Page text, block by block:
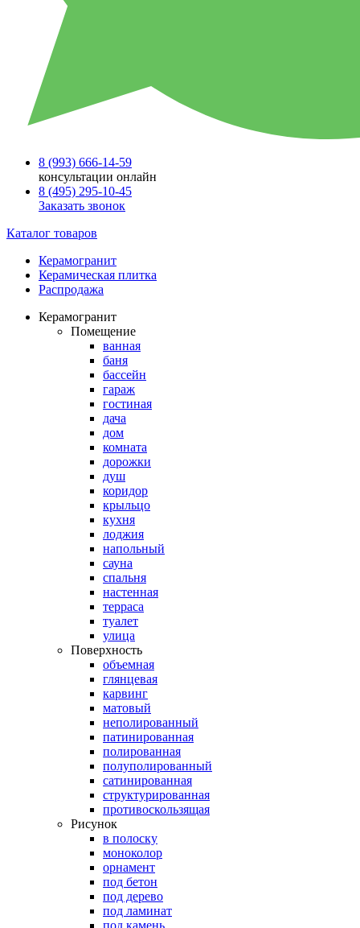
8 (993) 666-14-59
консультации онлайн
8 (495) 295-10-45
Заказать звонок
Каталог товаров
Керамогранит
Керамическая плитка
Распродажа
Керамогранит
Помещение
ванная
баня
бассейн
гараж
гостиная
дача
дом
комната
дорожки
душ
коридор
крыльцо
кухня
лоджия
напольный
сауна
спальня
настенная
терраса
туалет
улица
Поверхность
объемная
глянцевая
карвинг
матовый
неполированный
патинированная
полированная
полуполированный
сатинированная
структурированная
противоскользящая
Рисунок
в полоску
моноколор
орнамент
под бетон
под дерево
под ламинат
под камень